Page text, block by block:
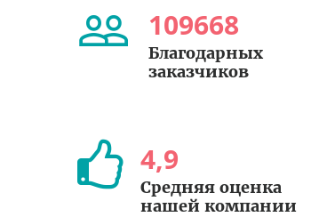
109668
Благодарных
заказчиков
4,9
Средняя оценка
нашей компании